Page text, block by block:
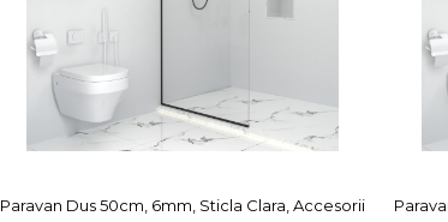
Paravan Dus 50cm, 6mm, Sticla Clara, Accesorii